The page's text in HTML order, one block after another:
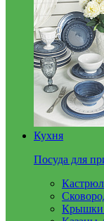
Кухня
Посуда для
Крышки